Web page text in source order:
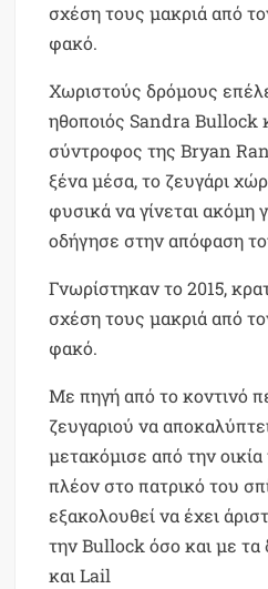
σχέση τους μακριά από
φακό.
Χωριστούς δρόμους
ηθοποιός Sandra Bullock
σύντροφος της Bryan
ξένα μέσα, το ζευγάρι
φυσικά να γίνεται ακόμη
οδήγησε στην απόφαση
Γνωρίστηκαν το 2015,
σχέση τους μακριά από
φακό.
Με πηγή από το κοντινό
ζευγαριού να
μετακόμισε από την οικία
πλέον στο πατρικό του
εξακολουθεί να έχει
την Bullock όσο και με τα
και Lail